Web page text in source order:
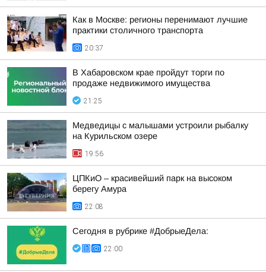
Как в Москве: регионы перенимают лучшие
практики столичного транспорта
20:37
В Хабаровском крае пройдут торги по
продаже недвижимого имущества
21:25
Медведицы с малышами устроили рыбалку
на Курильском озере
19:56
ЦПКиО – красивейший парк на высоком
берегу Амура
22:08
Сегодня в рубрике #ДобрыеДела:
22:00